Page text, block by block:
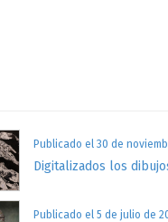
Publicado el 30 de
Digitalizados los
Publicado el 5 de julio de